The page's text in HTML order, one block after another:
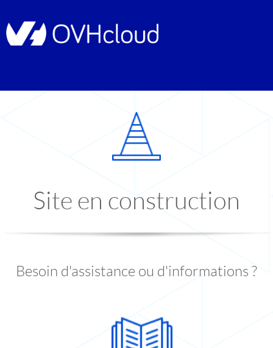
Site en construction
Besoin d'assistance ou d'informations ?